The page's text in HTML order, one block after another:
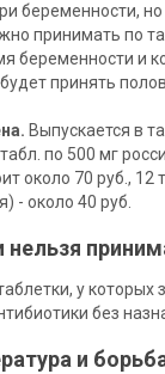
беременности,
принимать по
беременности и
принять
Выпускается в
по 500 мг
около 70 руб., 12
- около 40 руб.
нельзя
у которых
без
и